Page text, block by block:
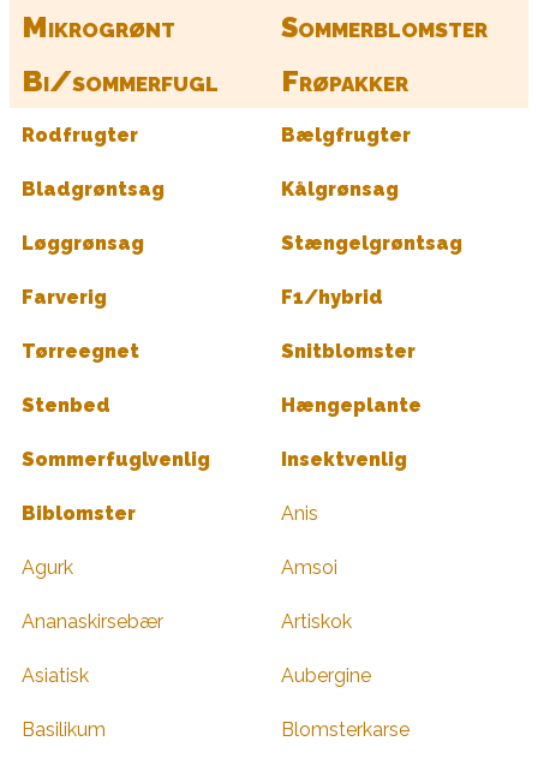
Mikrogrønt
Sommerblomster
Bi/sommerfugl
Frøpakker
Rodfrugter Bælgfrugter
Bladgrøntsag Kålgrønsag
Løggrønsag Stængelgrøntsag
Farverig F1/hybrid
Tørreegnet Snitblomster
Stenbed Hængeplante
Sommerfuglvenlig Insektvenlig
Biblomster Anis
Agurk Amsoi
Ananaskirsebær Artiskok
Asiatisk Aubergine
Basilikum Blomsterkarse